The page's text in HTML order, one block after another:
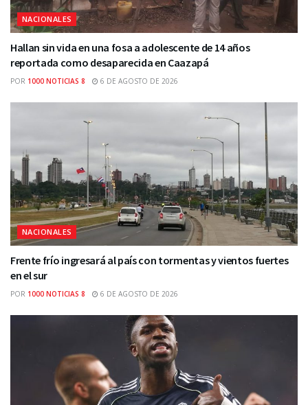
NACIONALES
Hallan sin vida en una fosa a adolescente de 14 años
reportada como desaparecida en Caazapá
POR 1000 NOTICIAS 8 6 DE AGOSTO DE 2026
NACIONALES
Frente frío ingresará al país con tormentas y vientos fuertes
en el sur
POR 1000 NOTICIAS 8 6 DE AGOSTO DE 2026